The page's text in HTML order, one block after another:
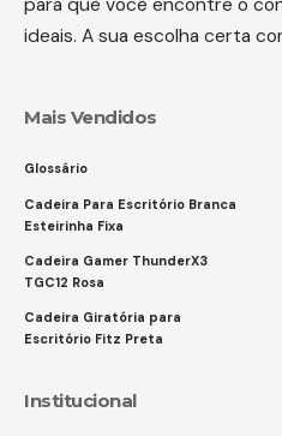
ideais. A sua escolha certa
Mais Vendidos
Glossário
Cadeira Para Escritório Branca
Esteirinha Fixa
Cadeira Gamer ThunderX3
TGC12 Rosa
Cadeira Giratória para
Escritório Fitz Preta
Institucional